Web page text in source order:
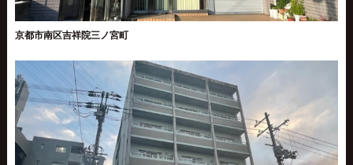
京都市南区吉祥院三ノ宮町